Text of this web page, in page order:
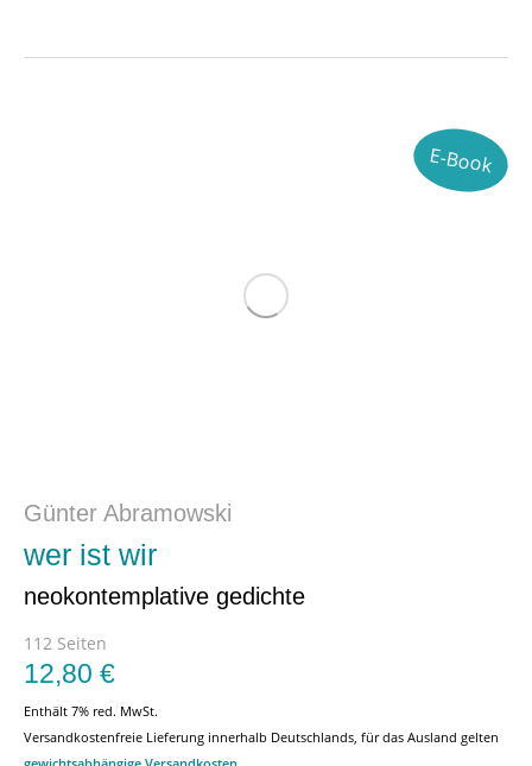
E-Book
Günter Abramowski
wer ist wir
neokontemplative gedichte
112 Seiten
12,80 €
Enthält 7% red. MwSt.
Versandkostenfreie Lieferung innerhalb Deutschlands, für das Ausland gelten